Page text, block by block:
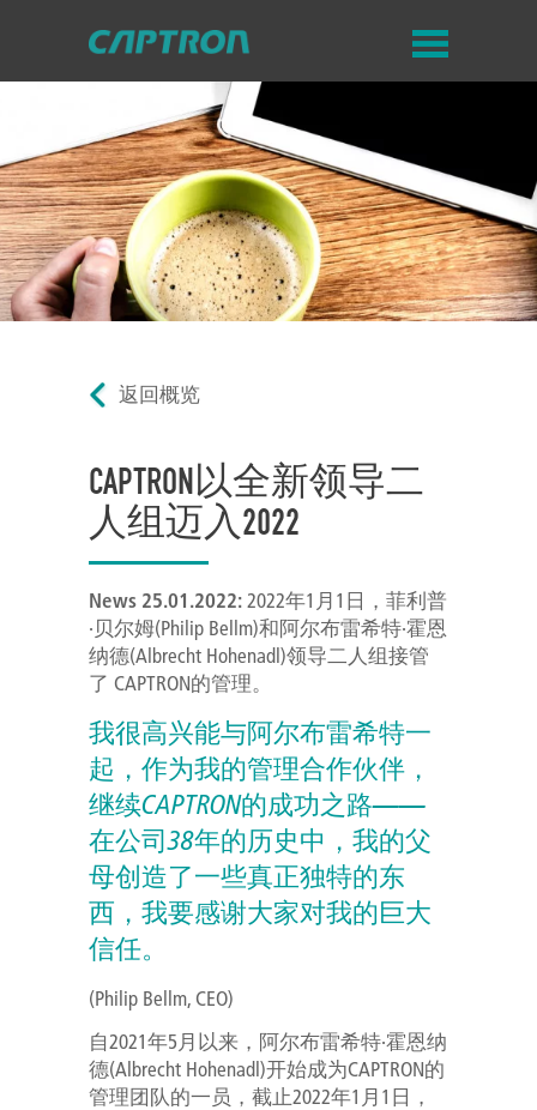
返回概览
CAPTRON以全新领导二
人组迈入2022
News 25.01.2022:2022年1月1日，菲利普
·贝尔姆(Philip Bellm)和阿尔布雷希特·霍恩
纳德(Albrecht Hohenadl)领导二人组接管
了 CAPTRON的管理。
我很高兴能与阿尔布雷希特一
起，作为我的管理合作伙伴，
继续CAPTRON的成功之路——
在公司38年的历史中，我的父
母创造了一些真正独特的东
西，我要感谢大家对我的巨大
信任。
(Philip Bellm, CEO)
自2021年5月以来，阿尔布雷希特·霍恩纳
德(Albrecht Hohenadl)开始成为CAPTRON的
管理团队的一员，截止2022年1月1日，